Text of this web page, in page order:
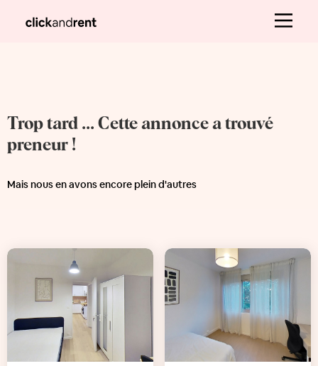
Trop tard ... Cette annonce a trouvé
preneur !
Mais nous en avons encore plein d'autres